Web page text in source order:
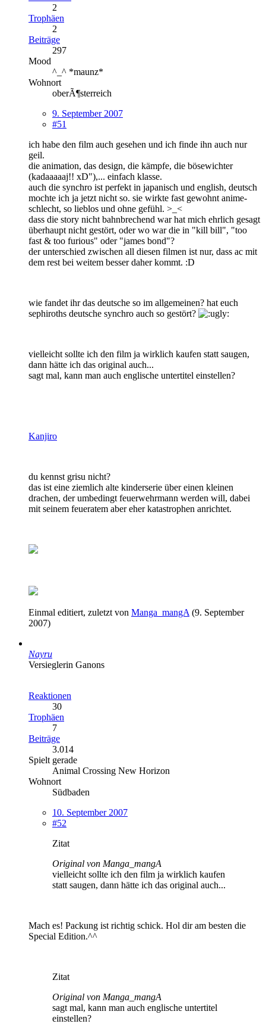
2
Trophäen
2
Beiträge
297
Mood
^_^ *maunz*
Wohnort
oberÃ¶sterreich
9. September 2007
#51
ich habe den film auch gesehen und ich finde ihn auch nur
geil.
die animation, das design, die kämpfe, die bösewichter
(kadaaaaaj!! xD"),... einfach klasse.
auch die synchro ist perfekt in japanisch und english, deutsch
mochte ich ja jetzt nicht so. sie wirkte fast gewohnt anime-
schlecht, so lieblos und ohne gefühl. >_<
dass die story nicht bahnbrechend war hat mich ehrlich gesagt
überhaupt nicht gestört, oder wo war die in "kill bill", "too
fast & too furious" oder "james bond"?
der unterschied zwischen all diesen filmen ist nur, dass ac mit
dem rest bei weitem besser daher kommt. :D
wie fandet ihr das deutsche so im allgemeinen? hat euch
sephiroths deutsche synchro auch so gestört?
vielleicht sollte ich den film ja wirklich kaufen statt saugen,
dann hätte ich das original auch...
sagt mal, kann man auch englische untertitel einstellen?
Kanjiro
du kennst grisu nicht?
das ist eine ziemlich alte kinderserie über einen kleinen
drachen, der umbedingt feuerwehrmann werden will, dabei
mit seinem feueratem aber eher katastrophen anrichtet.
Einmal editiert, zuletzt von Manga_mangA (9. September
2007)
Nayru
Versieglerin Ganons
Reaktionen
30
Trophäen
7
Beiträge
3.014
Spielt gerade
Animal Crossing New Horizon
Wohnort
Südbaden
10. September 2007
#52
Zitat
Original von Manga_mangA
vielleicht sollte ich den film ja wirklich kaufen
statt saugen, dann hätte ich das original auch...
Mach es! Packung ist richtig schick. Hol dir am besten die
Special Edition.^^
Zitat
Original von Manga_mangA
sagt mal, kann man auch englische untertitel
einstellen?